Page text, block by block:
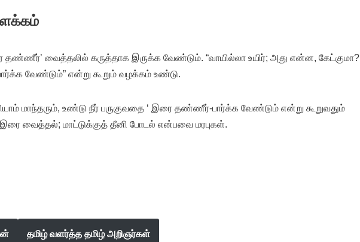
தண்ணீர்’ வைத்தலில் கருத்தாக இருக்க வேண்டும். “வாயில்லா உயிர்; அது என்ன, கேட்குமா?
வேண்டும்” என்று கூறும் வழக்கம் உண்டு.
மாந்தரும், உண்டு நீர் பருகுவதை ‘ இரை தண்ணீர்-பார்க்க வேண்டும் என்று கூறுவதும்
இரை வைத்தல்; மாட்டுக்குத் தீனி போடல் என்பவை மரபுகள்.
தமிழ் வளர்த்த தமிழ் அறிஞர்கள்